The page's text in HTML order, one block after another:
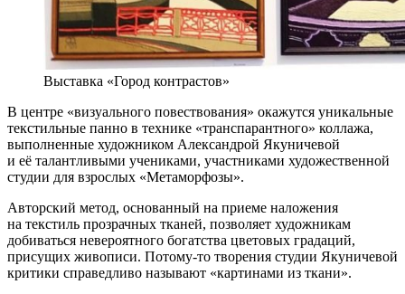
Выставка «Город контрастов»
В центре «визуального повествования» окажутся уникальные
текстильные панно в технике «транспарантного» коллажа,
выполненные художником Александрой Якуничевой
и её талантливыми учениками, участниками художественной
студии для взрослых «Метаморфозы».
Авторский метод, основанный на приеме наложения
на текстиль прозрачных тканей, позволяет художникам
добиваться невероятного богатства цветовых градаций,
присущих живописи. Потому-то творения студии Якуничевой
критики справедливо называют «картинами из ткани».